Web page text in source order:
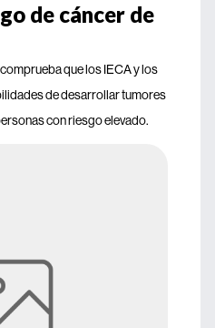
de cáncer de
que los IECA y los
de desarrollar tumores
con riesgo elevado.